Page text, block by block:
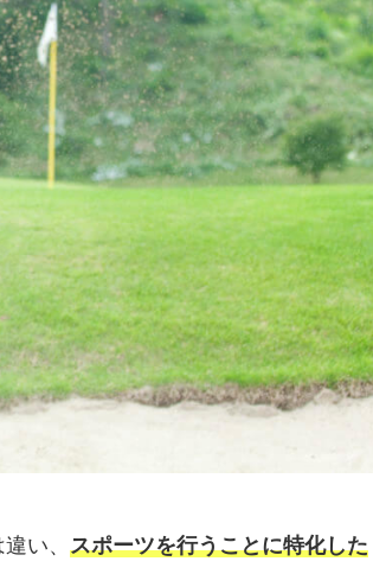
い、 スポーツを行うことに特化した